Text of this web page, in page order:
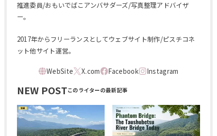
推進委員/おもいでばこアンバサダーズ/写真整理アドバイザ
ー。
2017年からフリーランスとしてウェブサイト制作/ピスチコネ
ット他サイト運営。
NEW POST